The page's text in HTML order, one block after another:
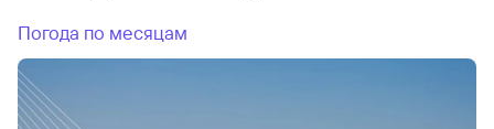
Погода по месяцам